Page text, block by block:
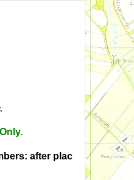
after placing the right